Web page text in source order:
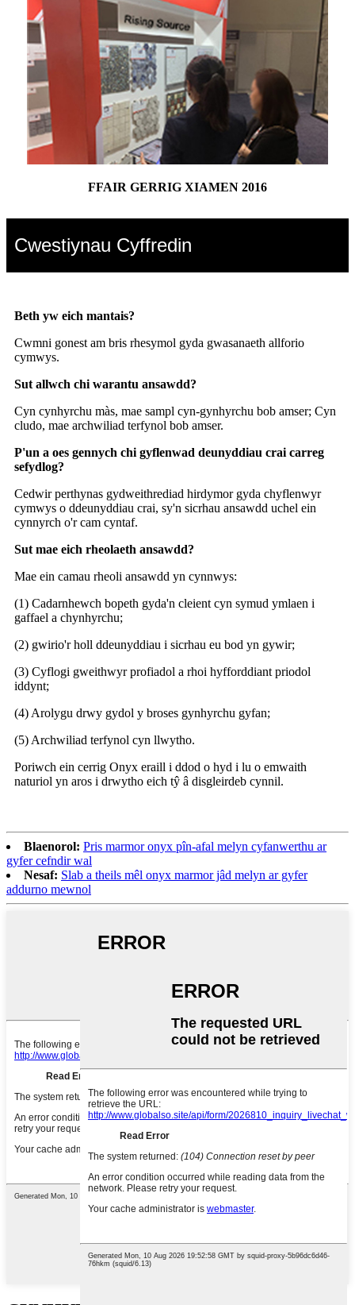
FFAIR GERRIG XIAMEN 2016
Cwestiynau Cyffredin
Beth yw eich mantais?
Cwmni gonest am bris rhesymol gyda gwasanaeth allforio
cymwys.
Sut allwch chi warantu ansawdd?
Cyn cynhyrchu màs, mae sampl cyn-gynhyrchu bob amser; Cyn
cludo, mae archwiliad terfynol bob amser.
P'un a oes gennych chi gyflenwad deunyddiau crai carreg
sefydlog?
Cedwir perthynas gydweithrediad hirdymor gyda chyflenwyr
cymwys o ddeunyddiau crai, sy'n sicrhau ansawdd uchel ein
cynnyrch o'r cam cyntaf.
Sut mae eich rheolaeth ansawdd?
Mae ein camau rheoli ansawdd yn cynnwys:
(1) Cadarnhewch bopeth gyda'n cleient cyn symud ymlaen i
gaffael a chynhyrchu;
(2) gwirio'r holl ddeunyddiau i sicrhau eu bod yn gywir;
(3) Cyflogi gweithwyr profiadol a rhoi hyfforddiant priodol
iddynt;
(4) Arolygu drwy gydol y broses gynhyrchu gyfan;
(5) Archwiliad terfynol cyn llwytho.
Poriwch ein cerrig Onyx eraill i ddod o hyd i lu o emwaith
naturiol yn aros i drwytho eich tŷ â disgleirdeb cynnil.
Blaenorol: Pris marmor onyx pîn-afal melyn cyfanwerthu ar
gyfer cefndir wal
Nesaf: Slab a theils mêl onyx marmor jâd melyn ar gyfer
addurno mewnol